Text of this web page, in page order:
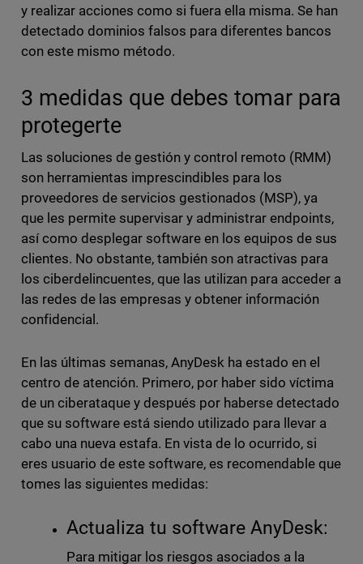
y realizar acciones como si fuera ella misma. Se han
detectado dominios falsos para diferentes bancos
con este mismo método.
3 medidas que debes tomar para
protegerte
Las soluciones de gestión y control remoto (RMM)
son herramientas imprescindibles para los
proveedores de servicios gestionados (MSP), ya
que les permite supervisar y administrar endpoints,
así como desplegar software en los equipos de sus
clientes. No obstante, también son atractivas para
los ciberdelincuentes, que las utilizan para acceder a
las redes de las empresas y obtener información
confidencial.
En las últimas semanas, AnyDesk ha estado en el
centro de atención. Primero, por haber sido víctima
de un ciberataque y después por haberse detectado
que su software está siendo utilizado para llevar a
cabo una nueva estafa. En vista de lo ocurrido, si
eres usuario de este software, es recomendable que
tomes las siguientes medidas:
Actualiza tu software AnyDesk:
Para mitigar los riesgos asociados a la